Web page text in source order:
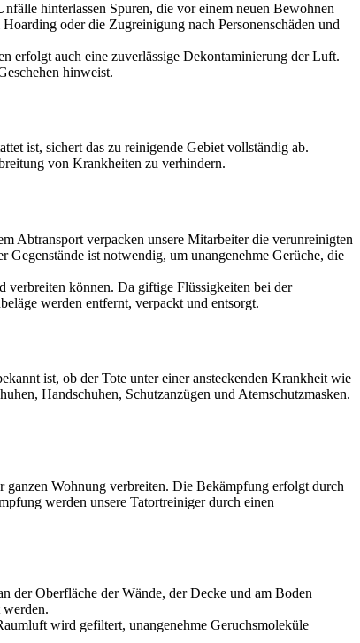
hinterlassen Spuren, die vor einem neuen Bewohnen
oder die Zugreinigung nach Personenschäden und
erfolgt auch eine zuverlässige Dekontaminierung der Luft.
hinweist.
ist, sichert das zu reinigende Gebiet vollständig ab.
von Krankheiten zu verhindern.
Abtransport verpacken unsere Mitarbeiter die verunreinigten
Gegenstände ist notwendig, um unangenehme Gerüche, die
können. Da giftige Flüssigkeiten bei der
werden entfernt, verpackt und entsorgt.
ist, ob der Tote unter einer ansteckenden Krankheit wie
Handschuhen, Schutzanzügen und Atemschutzmasken.
Wohnung verbreiten. Die Bekämpfung erfolgt durch
werden unsere Tatortreiniger durch einen
der Oberfläche der Wände, der Decke und am Boden
werden.
wird gefiltert, unangenehme Geruchsmoleküle